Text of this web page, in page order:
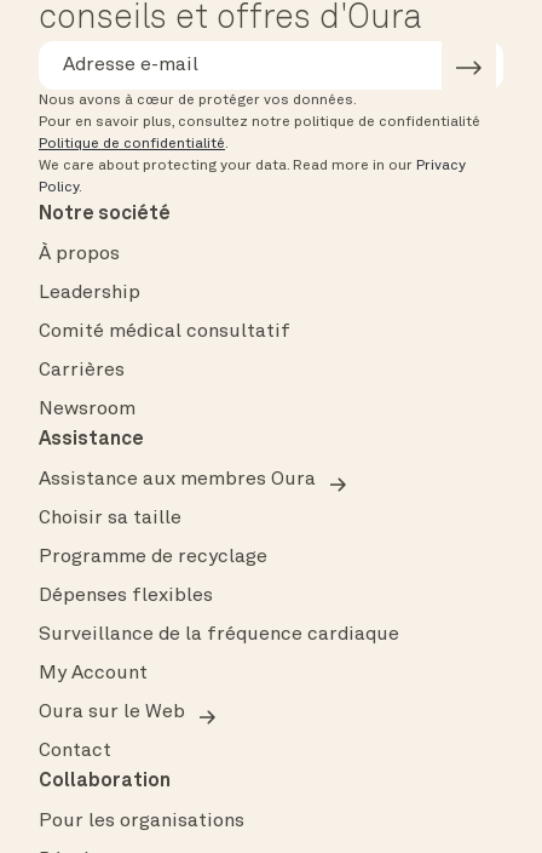
conseils et offres d'Oura
Nous avons à cœur de protéger vos données.
Pour en savoir plus, consultez notre politique de confidentialité
Politique de confidentialité.
We care about protecting your data. Read more in our Privacy
Policy.
Notre société
À propos
Leadership
Comité médical consultatif
Carrières
Newsroom
Assistance
Assistance aux membres Oura
Choisir sa taille
Programme de recyclage
Dépenses flexibles
Surveillance de la fréquence cardiaque
My Account
Oura sur le Web
Contact
Collaboration
Pour les organisations